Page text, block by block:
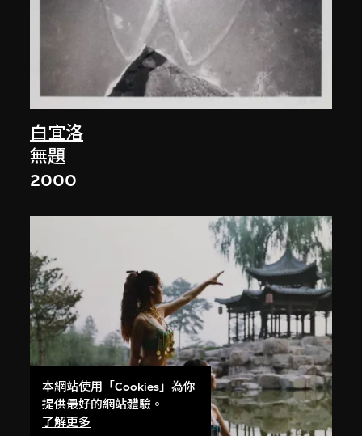
白宜洛
無題
2000
本網站使用「Cookies」為你
提供最好的網站體驗。
了解更多